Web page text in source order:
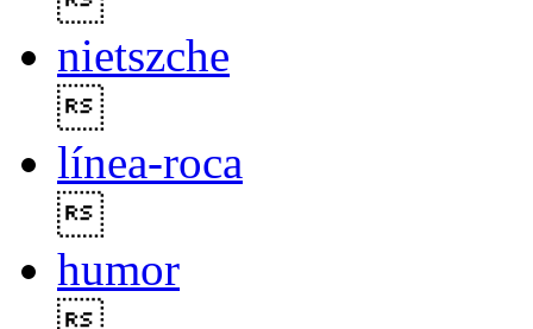
nietszche
línea-roca
humor